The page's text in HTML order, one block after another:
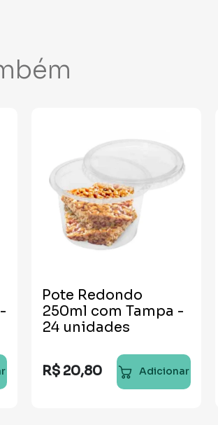
Pote Redondo
250ml com Tampa -
24 unidades
R$ 20,80 Adicionar